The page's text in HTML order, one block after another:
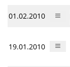
01.02.2010
19.01.2010